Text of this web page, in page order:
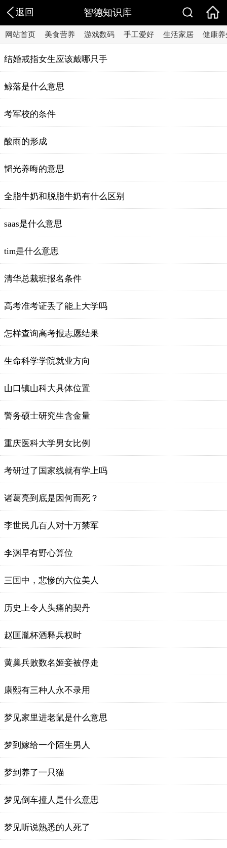
返回 智德知识库
网站首页 美食营养 游戏数码 手工爱好 生活家居 健康养
结婚戒指女生应该戴哪只手
鲸落是什么意思
考军校的条件
酸雨的形成
韬光养晦的意思
全脂牛奶和脱脂牛奶有什么区别
saas是什么意思
tim是什么意思
清华总裁班报名条件
高考准考证丢了能上大学吗
怎样查询高考报志愿结果
生命科学学院就业方向
山口镇山科大具体位置
警务硕士研究生含金量
重庆医科大学男女比例
考研过了国家线就有学上吗
诸葛亮到底是因何而死？
李世民几百人对十万禁军
李渊早有野心算位
三国中，悲惨的六位美人
历史上令人头痛的契丹
赵匡胤杯酒释兵权时
黄巢兵败数名姬妾被俘走
康熙有三种人永不录用
梦见家里进老鼠是什么意思
梦到嫁给一个陌生男人
梦到养了一只猫
梦见倒车撞人是什么意思
梦见听说熟悉的人死了